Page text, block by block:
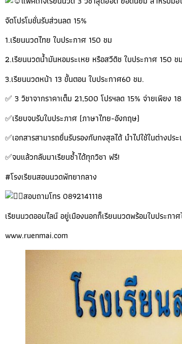
จัดโปรโมชั่นรับส่วนลด 15%
1.เรียนนวดไทย ใบประกาศ 150 ชม
2.เรียนนวดน้ำมันหอมระเหย หรือสวีดิช ใบประกาศ 150 ช
3.เรียนนวดหน้า 13 ขั้นตอน ใบประกาศ60 ชม.
✅ 3 วิชาจากราคาเต็ม 21,500 โปรฯลด 15% จ่ายเพียง
✅เรียบจบรับใบประภาศ (ภาษาไทย-อังกฤษ)
✅เอกสารสามารถยื่นรับรองกับกงสุลได้ นำไปใช้ในต่างประ
✅จบแล้วกลับมาเรียนซ้ำได้ทุกวิชา ฟรี!
#โรงเรียนสอนนวดพัทยากลาง
สอบถามโทร 0892141118
เรียนนวดออนไลน์ อยู่เมืองนอกก็เรียนนวดพร้อมใบประกา
www.ruenmai.com